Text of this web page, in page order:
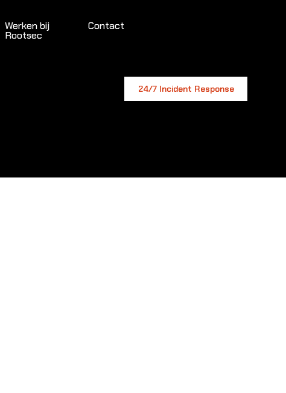
Werken bij
Rootsec
Contact
24/7 Incident Response